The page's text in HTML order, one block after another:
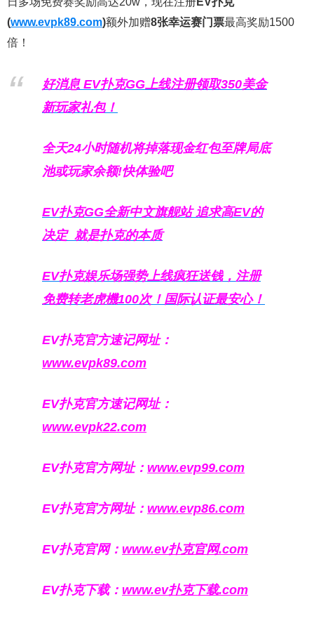
(www.evpk89.com)额外加赠8张幸运赛门票最高奖励1500
倍！
好消息 EV扑克GG上线注册领取350美金
新玩家礼包！
全天24小时随机将掉落现金红包至牌局底
池或玩家余额!快体验吧
EV扑克GG全新中文旗舰站追求高EV的
决定 就是扑克的本质
EV扑克娱乐场强势上线疯狂送钱，注册
免费转老虎機100次！国际认证最安心！
EV扑克官方速记网址：
www.evpk89.com
EV扑克官方速记网址：
www.evpk22.com
EV扑克官方网址： www.evp99.com
EV扑克官方网址： www.evp86.com
EV扑克官网： www.ev扑克官网.com
EV扑克下载： www.ev扑克下载.com